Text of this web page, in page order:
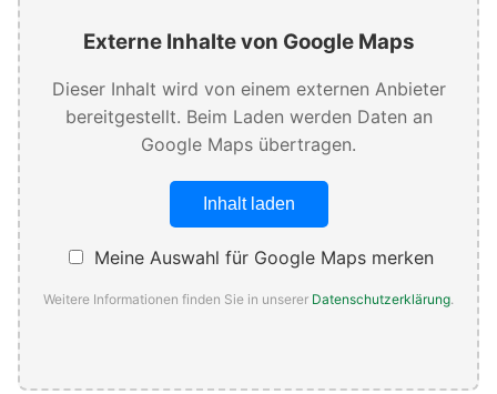
Externe Inhalte von Google Maps
Dieser Inhalt wird von einem externen Anbieter
bereitgestellt. Beim Laden werden Daten an
Google Maps übertragen.
Inhalt laden
Meine Auswahl für Google Maps merken
Weitere Informationen finden Sie in unserer Datenschutzerklärung.